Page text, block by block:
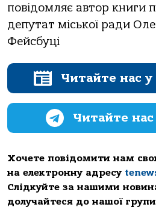
повідомляє автор книги
депутат міської ради
Фейсбуці
Читайте нас у
Читайте
Хочете повідомити нам
на електронну адресу
Слідкуйте за нашими
долучайтеся до нашої